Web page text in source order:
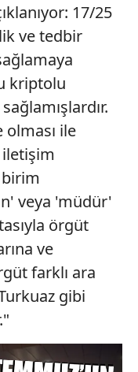
17/25
ve tedbir
kriptolu
olması ile
veya 'müdür'
örgüt
ve
farklı ara
gibi